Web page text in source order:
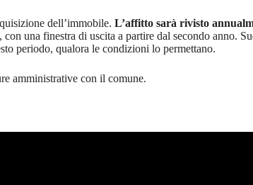
dell’immobile. L’affitto sarà rivisto
una finestra di uscita a partire dal secondo anno.
periodo, qualora le condizioni lo permettano.
amministrative con il comune.